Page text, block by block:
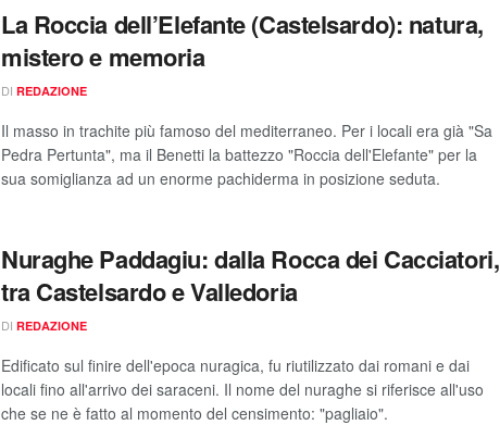
La Roccia dell’Elefante (Castelsardo): natura,
mistero e memoria
DI REDAZIONE
Il masso in trachite più famoso del mediterraneo. Per i locali era già "Sa
Pedra Pertunta", ma il Benetti la battezzo "Roccia dell'Elefante" per la
sua somiglianza ad un enorme pachiderma in posizione seduta.
Nuraghe Paddagiu: dalla Rocca dei Cacciatori,
tra Castelsardo e Valledoria
DI REDAZIONE
Edificato sul finire dell'epoca nuragica, fu riutilizzato dai romani e dai
locali fino all'arrivo dei saraceni. Il nome del nuraghe si riferisce all'uso
che se ne è fatto al momento del censimento: "pagliaio".